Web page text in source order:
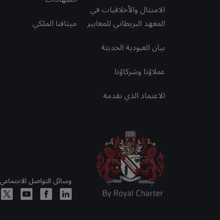
الامتثال والأخلاقيات في
المعهد البريطاني للمعايير
بيان العبودية الحديثة
عملاؤنا وشركاؤنا
الاعتماد الذي نقدمه
ميثاقنا الملكي
وسائل التواصل الاجتماعي